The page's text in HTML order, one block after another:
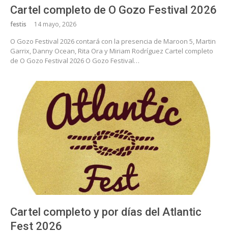
Cartel completo de O Gozo Festival 2026
festis 14 mayo, 2026
O Gozo Festival 2026 contará con la presencia de Maroon 5, Martin
Garrix, Danny Ocean, Rita Ora y Miriam Rodríguez Cartel completo
de O Gozo Festival 2026 O Gozo Festival…
Cartel completo y por días del Atlantic
Fest 2026